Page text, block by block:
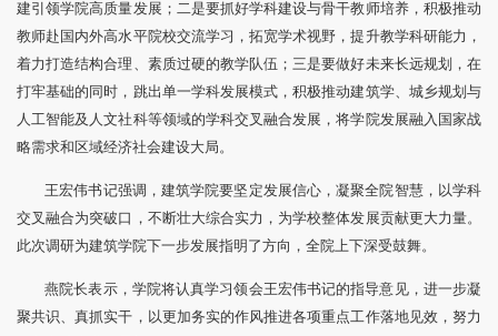
建引领学院高质量发展；二是要抓好学科建设与骨干教师培养，积极推动
教师赴国内外高水平院校交流学习，拓宽学术视野，提升教学科研能力，
着力打造结构合理、素质过硬的教学队伍；三是要做好未来长远规划，在
打牢基础的同时，跳出单一学科发展模式，积极推动建筑学、城乡规划与
人工智能及人文社科等领域的学科交叉融合发展，将学院发展融入国家战
略需求和区域经济社会建设大局。
王宏伟书记强调，建筑学院要坚定发展信心，凝聚全院智慧，以学科
交叉融合为突破口，不断壮大综合实力，为学校整体发展贡献更大力量。
此次调研为建筑学院下一步发展指明了方向，全院上下深受鼓舞。
燕院长表示，学院将认真学习领会王宏伟书记的指导意见，进一步凝
聚共识、真抓实干，以更加务实的作风推进各项重点工作落地见效，努力